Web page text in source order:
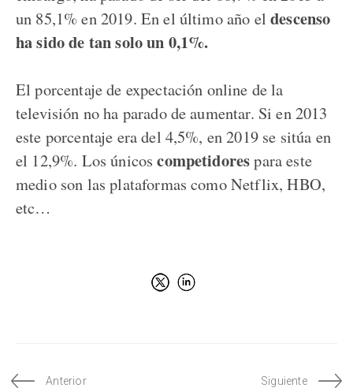
un 85,1% en 2019. En el último año eldescenso
ha sido de tan solo un 0,1%.
El porcentaje de expectación online de la
televisión no ha parado de aumentar. Si en 2013
este porcentaje era del 4,5%, en 2019 se sitúa en
el 12,9%. Los únicoscompetidorespara este
medio son las plataformas como Netflix, HBO,
etc…
Anterior Siguiente